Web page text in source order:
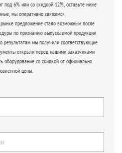
под 6% или со скидкой 12%, оставьте ниже
мы оперативно свяжемся.
предложение стало возможным после
по признанию выпускаемой продукции
результатам мы получили соответствующие
открыли перед нашими заказчиками
оборудование со скидкой от официально
цены.